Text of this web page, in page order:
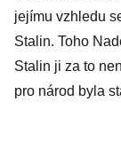
jejímu vzhledu
Stalin. Toho
Stalin ji za to
pro národ byla